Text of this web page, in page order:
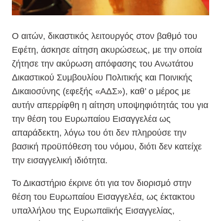
Ο αιτών, δικαστικός λειτουργός στον βαθμό του
Εφέτη, άσκησε αίτηση ακυρώσεως, με την οποία
ζήτησε την ακύρωση απόφασης του Ανωτάτου
Δικαστικού Συμβουλίου Πολιτικής και Ποινικής
Δικαιοσύνης (εφεξής «ΑΔΣ»), καθ’ ο μέρος με
αυτήν απερρίφθη η αίτηση υποψηφιότητάς του για
την θέση του Ευρωπαίου Εισαγγελέα ως
απαράδεκτη, λόγω του ότι δεν πληρούσε την
βασική προϋπόθεση του νόμου, διότι δεν κατείχε
την εισαγγελική ιδιότητα.
Το Δικαστήριο έκρινε ότι για τον διορισμό στην
θέση του Ευρωπαίου Εισαγγελέα, ως έκτακτου
υπαλλήλου της Ευρωπαϊκής Εισαγγελίας,